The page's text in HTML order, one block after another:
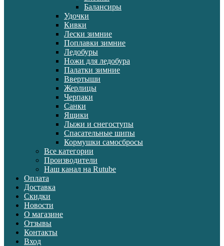
Балансиры
Удочки
Кивки
Лески зимние
Поплавки зимние
Ледобуры
Ножи для ледобура
Палатки зимние
Ввертыши
Жерлицы
Черпаки
Санки
Ящики
Лыжи и снегоступы
Спасательные шипы
Кормушки самосбросы
Все категории
Производители
Наш канал на Rutube
Оплата
Доставка
Скидки
Новости
О магазине
Отзывы
Контакты
Вход